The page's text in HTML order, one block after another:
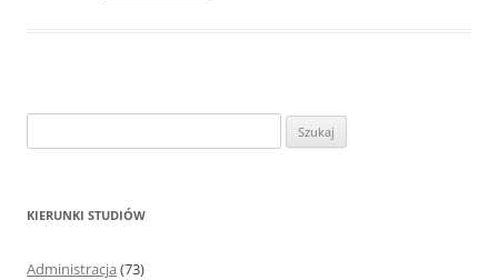
z
KIERUNKI STUDIÓW
Administracja (73)